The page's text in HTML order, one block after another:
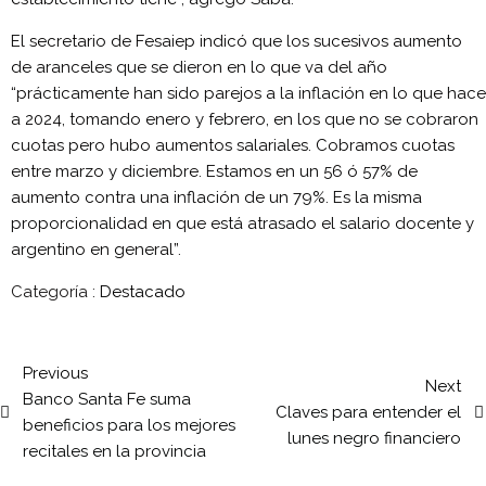
El secretario de Fesaiep indicó que los sucesivos aumento
de aranceles que se dieron en lo que va del año
“prácticamente han sido parejos a la inflación en lo que hace
a 2024, tomando enero y febrero, en los que no se cobraron
cuotas pero hubo aumentos salariales. Cobramos cuotas
entre marzo y diciembre. Estamos en un 56 ó 57% de
aumento contra una inflación de un 79%. Es la misma
proporcionalidad en que está atrasado el salario docente y
argentino en general”.
Categoría : Destacado
Previous
Banco Santa Fe suma
beneficios para los mejores
recitales en la provincia
Next
Claves para entender el
lunes negro financiero